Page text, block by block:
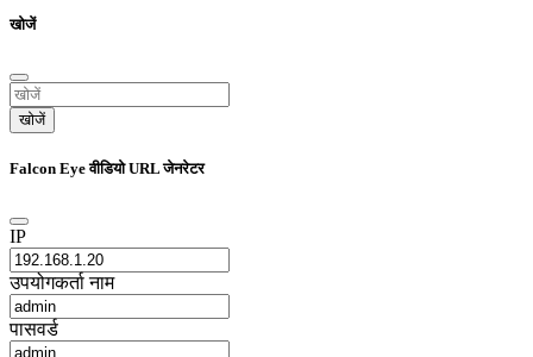
खोजें
खोजें
Falcon Eye वीडियो URL जेनरेटर
IP
उपयोगकर्ता नाम
पासवर्ड